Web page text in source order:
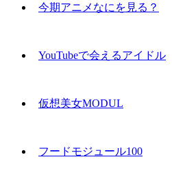
今期アニメなにを見る？
YouTubeで会えるアイドル
仮想美女MODUL
フードモジュール100